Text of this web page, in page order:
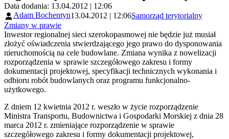
Data dodania: 13.04.2012 | 12:06
Adam Bochentyn13.04.2012 | 12:06Samorząd terytorialny
Zmiany w prawie
Inwestor regionalnej sieci szerokopasmowej nie będzie już musiał
złożyć oświadczenia stwierdzającego jego prawo do dysponowania
nieruchomością na cele budowlane. Zmiana wynika z nowelizacji
rozporządzenia w sprawie szczegółowego zakresu i formy
dokumentacji projektowej, specyfikacji technicznych wykonania i
odbioru robót budowlanych oraz programu funkcjonalno-
użytkowego.
Z dniem 12 kwietnia 2012 r. weszło w życie rozporządzenie
Ministra Transportu, Budownictwa i Gospodarki Morskiej z dnia 28
marca 2012 r. zmieniające rozporządzenie w sprawie
szczegółowego zakresu i formy dokumentacji projektowej,